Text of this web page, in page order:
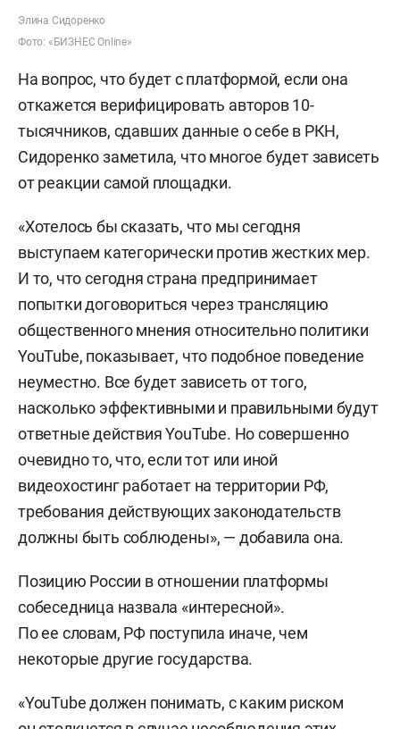
Элина Сидоренко
Фото: «БИЗНЕС Online»
На вопрос, что будет с платформой, если она
откажется верифицировать авторов 10-
тысячников, сдавших данные о себе в РКН,
Сидоренко заметила, что многое будет зависеть
от реакции самой площадки.
«Хотелось бы сказать, что мы сегодня
выступаем категорически против жестких мер.
И то, что сегодня страна предпринимает
попытки договориться через трансляцию
общественного мнения относительно политики
YouTube, показывает, что подобное поведение
неуместно. Все будет зависеть от того,
насколько эффективными и правильными будут
ответные действия YouTube. Но совершенно
очевидно то, что, если тот или иной
видеохостинг работает на территории РФ,
требования действующих законодательств
должны быть соблюдены», — добавила она.
Позицию России в отношении платформы
собеседница назвала «интересной».
По ее словам, РФ поступила иначе, чем
некоторые другие государства.
«YouTube должен понимать, с каким риском